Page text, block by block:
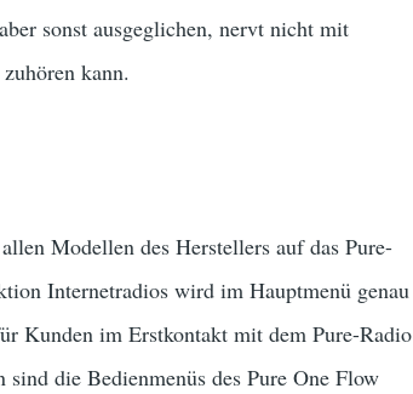
sonst ausgeglichen, nervt nicht mit
kann.
Modellen des Herstellers auf das Pure-
Internetradios wird im Hauptmenü genau
Kunden im Erstkontakt mit dem Pure-Radio
die Bedienmenüs des Pure One Flow